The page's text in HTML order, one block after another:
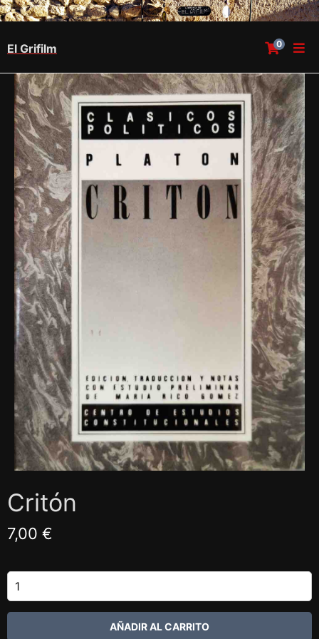
El Grifilm 0
Critón
7,00 €